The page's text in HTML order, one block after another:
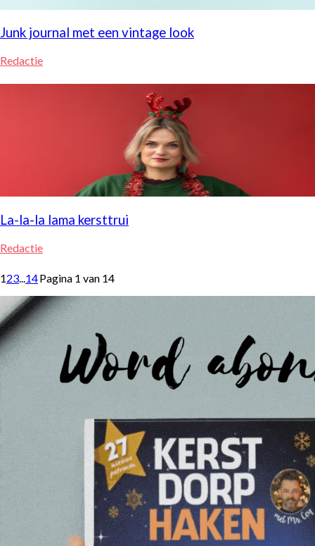
Junk journal met een vintage look
Redactie
La-la-la lama kersttrui
Redactie
123 14Pagina 1 van 14